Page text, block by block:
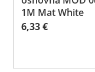
1M Mat White
6,33€